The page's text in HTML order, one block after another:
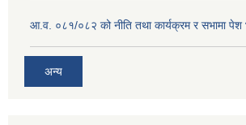
आ.व. ०८१/०८२ को नीति तथा कार्यक्रम र सभामा
अन्य